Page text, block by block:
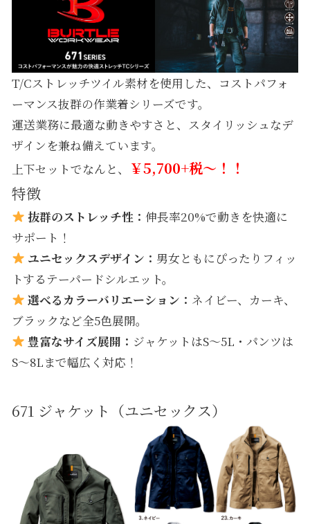
T/Cストレッチツイル素材を使用した、コストパフォ
ーマンス抜群の作業着シリーズです。
運送業務に最適な動きやすさと、スタイリッシュなデ
ザインを兼ね備えています。
上下セットでなんと、
￥5,700+税～！！
特徴
抜群のストレッチ性： 伸長率20%で動きを快適に
サポート！
ユニセックスデザイン： 男女ともにぴったりフィッ
トするテーパードシルエット。
選べるカラーバリエーション： ネイビー、カーキ、
ブラックなど全5色展開。
豊富なサイズ展開： ジャケットはS～5L・パンツは
S～8Lまで幅広く対応！
671 ジャケット（ユニセックス）